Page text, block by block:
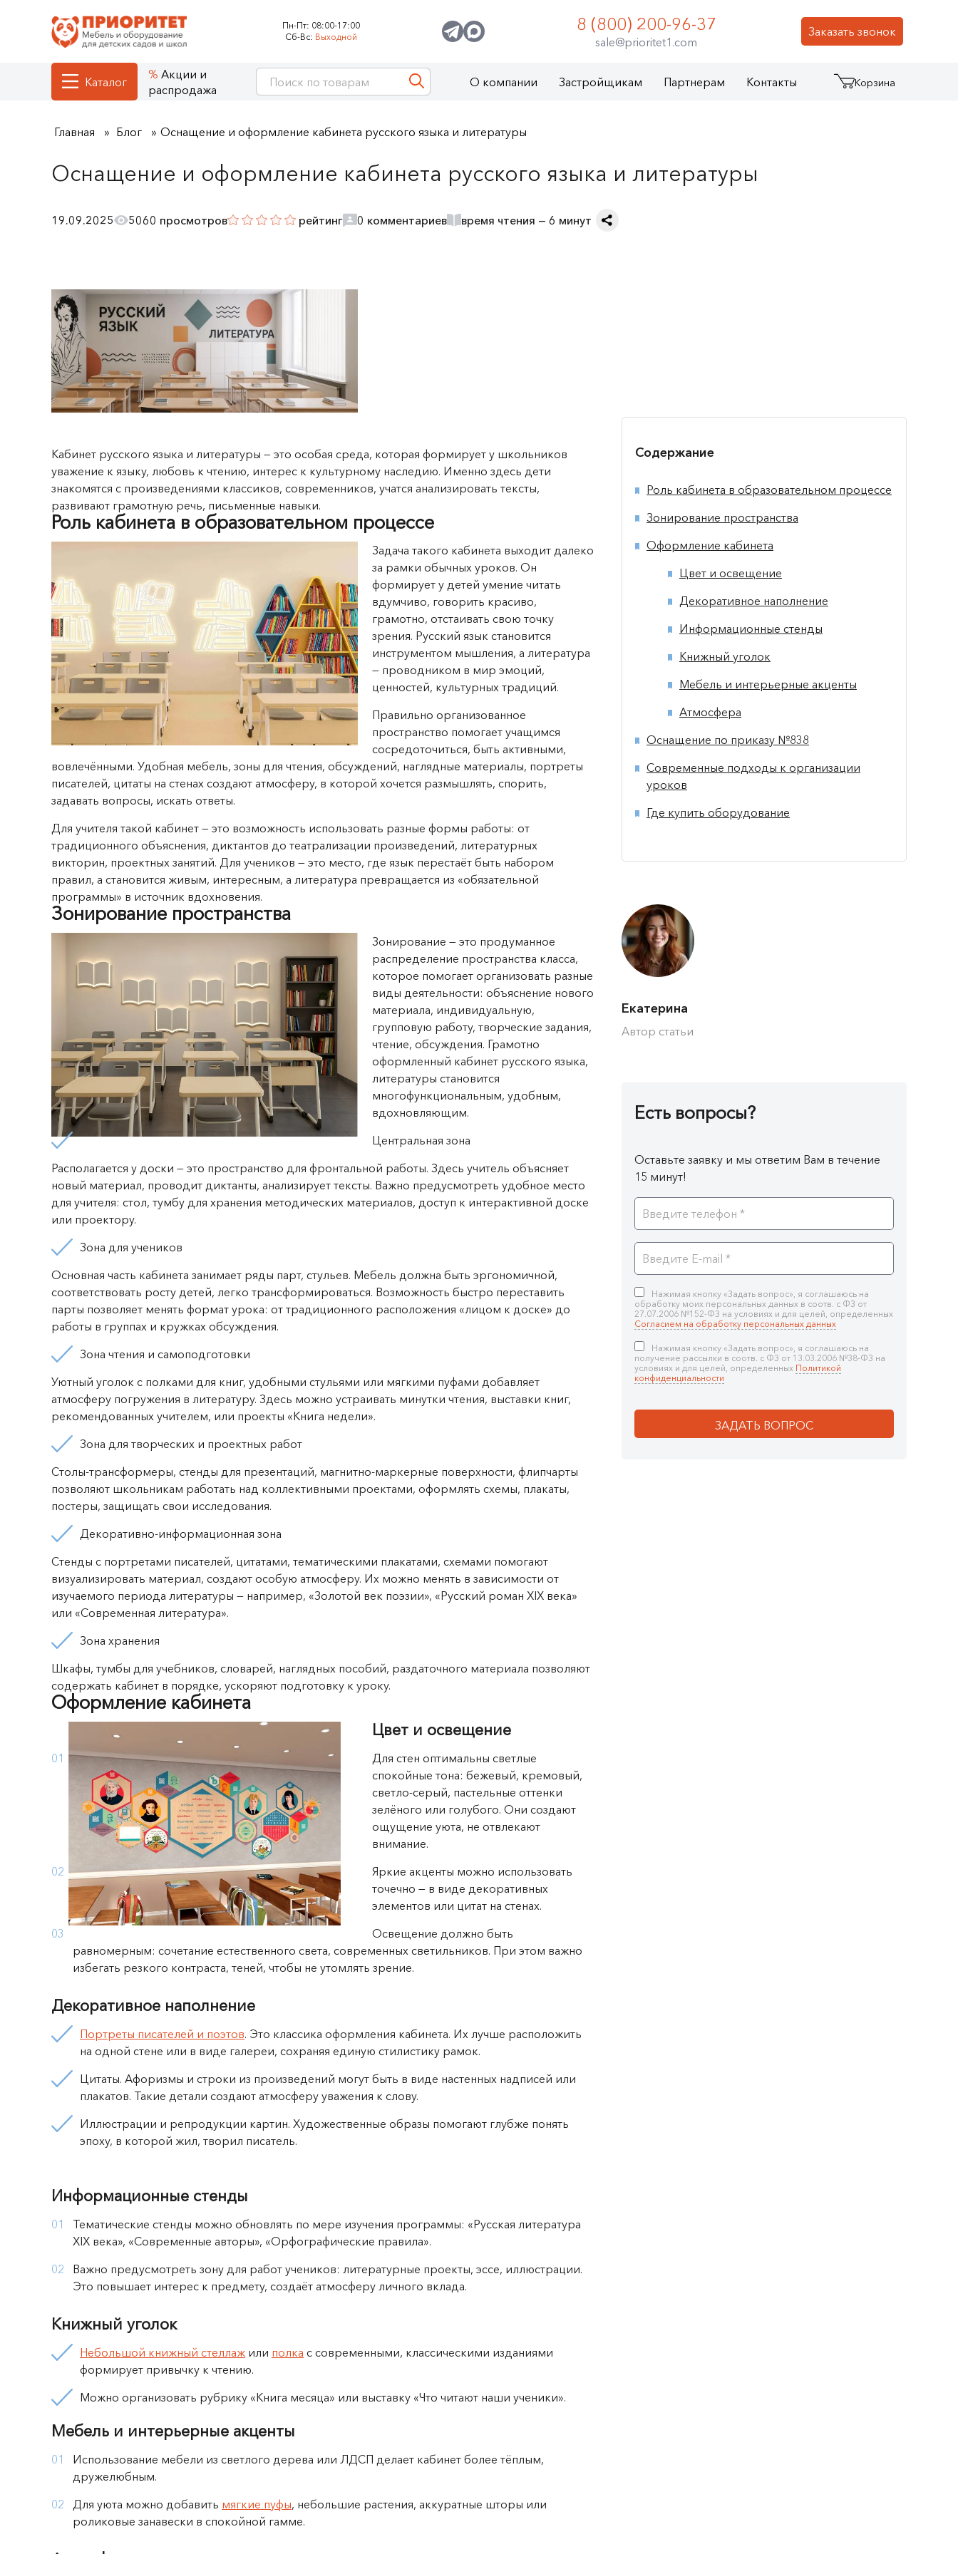
Пн-Пт: 08:00-17:00
Сб-Вс: Выходной Заказать звонок
8 (800) 200-96-37
sale@prioritet1.com
Каталог
Акции и
распродажа
О компании Застройщикам Партнерам Контакты Корзина
Главная Блог Оснащение и оформление кабинета русского языка и литературы
Оснащение и оформление кабинета русского языка и литературы
19.09.2025 5060 просмотров рейтинг 0 комментариев время чтения — 6 минут
Содержание
Роль кабинета в образовательном процессе
Зонирование пространства
Оформление кабинета
Цвет и освещение
Декоративное наполнение
Информационные стенды
Книжный уголок
Мебель и интерьерные акценты
Атмосфера
Оснащение по приказу №838
Современные подходы к организации
уроков
Где купить оборудование
Екатерина
Автор статьи
Кабинет русского языка и литературы — это особая среда, которая формирует у школьников
уважение к языку, любовь к чтению, интерес к культурному наследию. Именно здесь дети
знакомятся с произведениями классиков, современников, учатся анализировать тексты,
развивают грамотную речь, письменные навыки.
Роль кабинета в образовательном процессе
Задача такого кабинета выходит далеко
за рамки обычных уроков. Он
формирует у детей умение читать
вдумчиво, говорить красиво,
грамотно, отстаивать свою точку
зрения. Русский язык становится
инструментом мышления, а литература
— проводником в мир эмоций,
ценностей, культурных традиций.
Правильно организованное
пространство помогает учащимся
сосредоточиться, быть активными,
вовлечёнными. Удобная мебель, зоны для чтения, обсуждений, наглядные материалы, портреты
писателей, цитаты на стенах создают атмосферу, в которой хочется размышлять, спорить,
задавать вопросы, искать ответы.
Для учителя такой кабинет — это возможность использовать разные формы работы: от
традиционного объяснения, диктантов до театрализации произведений, литературных
викторин, проектных занятий. Для учеников — это место, где язык перестаёт быть набором
правил, а становится живым, интересным, а литература превращается из «обязательной
программы» в источник вдохновения.
Зонирование пространства
Зонирование — это продуманное
распределение пространства класса,
которое помогает организовать разные
виды деятельности: объяснение нового
материала, индивидуальную,
групповую работу, творческие задания,
чтение, обсуждения. Грамотно
оформленный кабинет русского языка,
литературы становится
многофункциональным, удобным,
вдохновляющим.
Центральная зона
Располагается у доски — это пространство для фронтальной работы. Здесь учитель объясняет
новый материал, проводит диктанты, анализирует тексты. Важно предусмотреть удобное место
для учителя: стол, тумбу для хранения методических материалов, доступ к интерактивной доске
или проектору.
Зона для учеников
Основная часть кабинета занимает ряды парт, стульев. Мебель должна быть эргономичной,
соответствовать росту детей, легко трансформироваться. Возможность быстро переставить
парты позволяет менять формат урока: от традиционного расположения «лицом к доске» до
работы в группах и кружках обсуждения.
Зона чтения и самоподготовки
Уютный уголок с полками для книг, удобными стульями или мягкими пуфами добавляет
атмосферу погружения в литературу. Здесь можно устраивать минутки чтения, выставки книг,
рекомендованных учителем, или проекты «Книга недели».
Зона для творческих и проектных работ
Столы-трансформеры, стенды для презентаций, магнитно-маркерные поверхности, флипчарты
позволяют школьникам работать над коллективными проектами, оформлять схемы, плакаты,
постеры, защищать свои исследования.
Декоративно-информационная зона
Стенды с портретами писателей, цитатами, тематическими плакатами, схемами помогают
визуализировать материал, создают особую атмосферу. Их можно менять в зависимости от
изучаемого периода литературы — например, «Золотой век поэзии», «Русский роман XIX века»
или «Современная литература».
Зона хранения
Шкафы, тумбы для учебников, словарей, наглядных пособий, раздаточного материала позволяют
содержать кабинет в порядке, ускоряют подготовку к уроку.
Оформление кабинета
Цвет и освещение
Для стен оптимальны светлые
спокойные тона: бежевый, кремовый,
светло-серый, пастельные оттенки
зелёного или голубого. Они создают
ощущение уюта, не отвлекают
внимание.
Яркие акценты можно использовать
точечно — в виде декоративных
элементов или цитат на стенах.
Освещение должно быть
равномерным: сочетание естественного света, современных светильников. При этом важно
избегать резкого контраста, теней, чтобы не утомлять зрение.
Декоративное наполнение
Портреты писателей и поэтов. Это классика оформления кабинета. Их лучше расположить
на одной стене или в виде галереи, сохраняя единую стилистику рамок.
Цитаты. Афоризмы и строки из произведений могут быть в виде настенных надписей или
плакатов. Такие детали создают атмосферу уважения к слову.
Иллюстрации и репродукции картин. Художественные образы помогают глубже понять
эпоху, в которой жил, творил писатель.
Информационные стенды
Тематические стенды можно обновлять по мере изучения программы: «Русская литература
XIX века», «Современные авторы», «Орфографические правила».
Важно предусмотреть зону для работ учеников: литературные проекты, эссе, иллюстрации.
Это повышает интерес к предмету, создаёт атмосферу личного вклада.
Книжный уголок
Небольшой книжный стеллаж или полка с современными, классическими изданиями
формирует привычку к чтению.
Можно организовать рубрику «Книга месяца» или выставку «Что читают наши ученики».
Мебель и интерьерные акценты
Использование мебели из светлого дерева или ЛДСП делает кабинет более тёплым,
дружелюбным.
Для уюта можно добавить мягкие пуфы, небольшие растения, аккуратные шторы или
роликовые занавески в спокойной гамме.
Есть вопросы?
Оставьте заявку и мы ответим Вам в течение
15 минут!
Нажимая кнопку «Задать вопрос», я соглашаюсь на
обработку моих персональных данных в соотв. с ФЗ от
27.07.2006 №152-ФЗ на условиях и для целей, определенных
Согласием на обработку персональных данных
Нажимая кнопку «Задать вопрос», я соглашаюсь на
получение рассылки в соотв. с ФЗ от 13.03.2006 №38-ФЗ на
условиях и для целей, определенных Политикой
конфиденциальности
ЗАДАТЬ ВОПРОС